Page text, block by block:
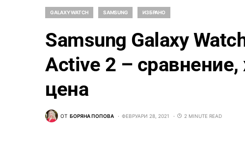
GALAXY WATCH SAMSUNG ИЗБРАНО
Samsung Galaxy
Active 2 – сравнение,
цена
ОТ БОРЯНА ПОПОВА ФЕВРУАРИ 28, 2021 2 MINUTE READ